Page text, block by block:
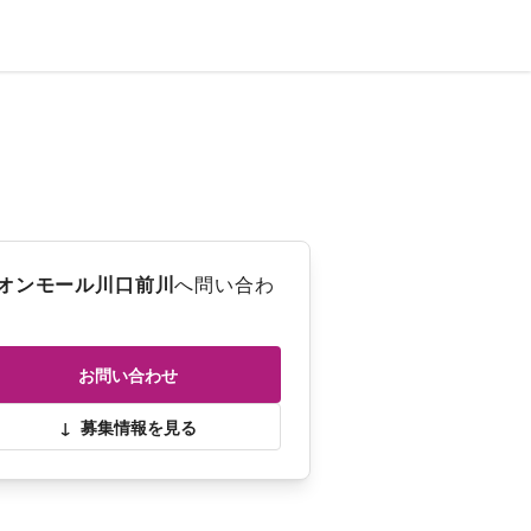
ンモール川口前川へ問い合わ
お問い合わせ
↓ 募集情報を見る